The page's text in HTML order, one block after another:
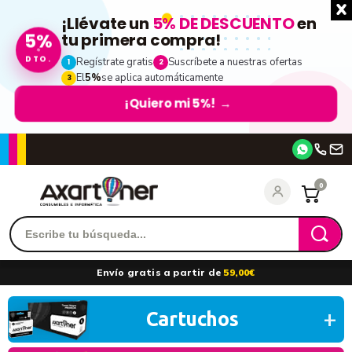
5%
DTO.
¡Llévate un 5% DE DESCUENTOen
tu primera compra!
1 Regístrate gratis 2 Suscríbete a nuestras ofertas
3 El5%se aplica automáticamente
¡Quiero mi 5%! →
entrar
0
Envío gratis a partir de 59,00€
Cartuchos